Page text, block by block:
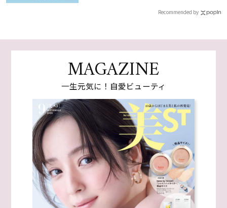
Recommended by
MAGAZINE
一生元気に！自愛ビューティ